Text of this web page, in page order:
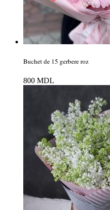
Buchet de 15 gerbere roz
800 MDL